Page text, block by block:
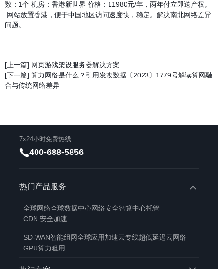
数：1个 机房：香港新世界 价格：11980元/年，两年付立即送产权。
网站放置香港，便于中国地区访问速度快，稳定。解决南北网络差异
问题。
[上一篇] 网页游戏架设服务器解决方案
[下一篇] 算力网络是什么？引用发改数据〔2023〕1779号解读算网融
合与传统网络差异
7x24小时免费热线
400-688-5856
热门产品服务
全球网络全球数据中心网络安全智算中心托管
CDN 安全加速
SD-WAN智能组网全球应用加速云专线超低延迟云网络
GPU算力租用